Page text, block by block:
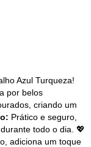
Azul Turqueza!
por belos
criando um
Prático e seguro,
todo o dia. 💖
adiciona um toque